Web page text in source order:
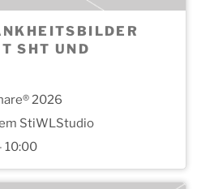
SHT UND
2026
StiWLStudio
10:00